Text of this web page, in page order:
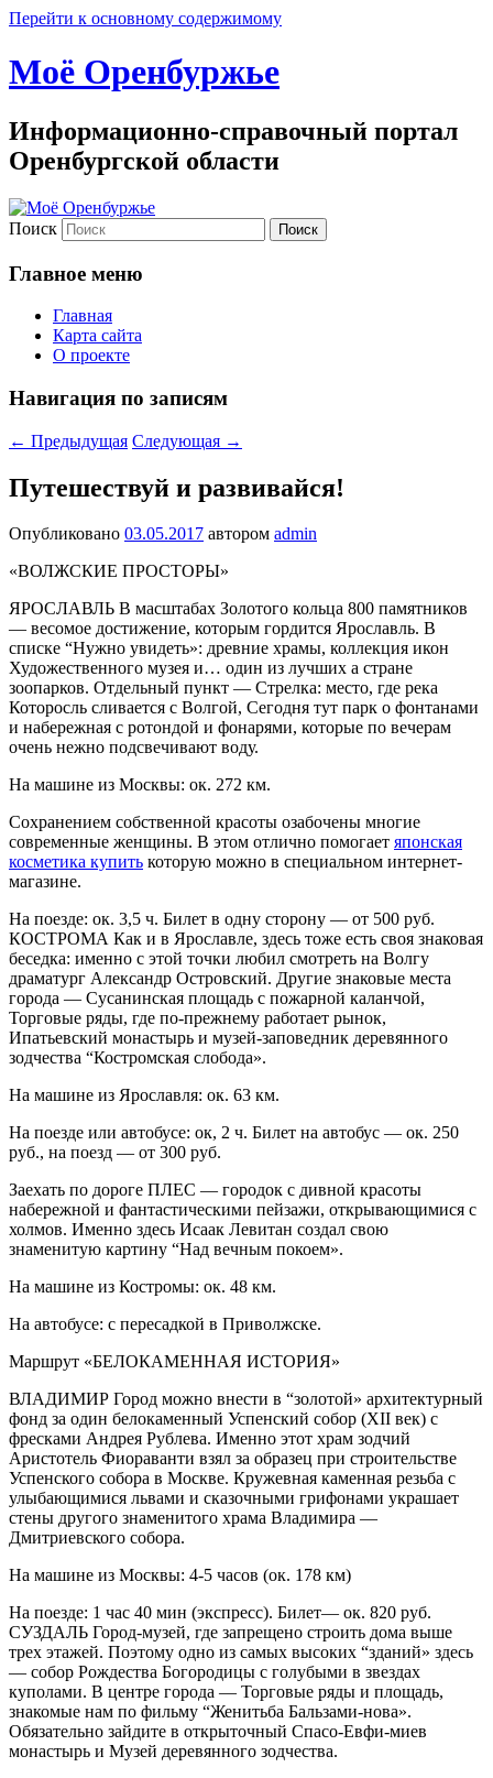
Перейти к основному содержимому
Моё Оренбуржье
Информационно-справочный портал
Оренбургской области
Поиск
Главное меню
Главная
Карта сайта
О проекте
Навигация по записям
← Предыдущая Следующая →
Путешествуй и развивайся!
Опубликовано 03.05.2017 автором admin
«ВОЛЖСКИЕ ПРОСТОРЫ»
ЯРОСЛАВЛЬ В масштабах Золотого кольца 800 памятников
— весомое достижение, которым гордится Ярославль. В
списке “Нужно увидеть»: древние храмы, коллекция икон
Художественного музея и… один из лучших а стране
зоопарков. Отдельный пункт — Стрелка: место, где река
Которосль сливается с Волгой, Сегодня тут парк о фонтанами
и набережная с ротондой и фонарями, которые по вечерам
очень нежно подсвечивают воду.
На машине из Москвы: ок. 272 км.
Сохранением собственной красоты озабочены многие
современные женщины. В этом отлично помогает японская
косметика купить которую можно в специальном интернет-
магазине.
На поезде: ок. 3,5 ч. Билет в одну сторону — от 500 руб.
КОСТРОМА Как и в Ярославле, здесь тоже есть своя знаковая
беседка: именно с этой точки любил смотреть на Волгу
драматург Александр Островский. Другие знаковые места
города — Сусанинская площадь с пожарной каланчой,
Торговые ряды, где по-прежнему работает рынок,
Ипатьевский монастырь и музей-заповедник деревянного
зодчества “Костромская слобода».
На машине из Ярославля: ок. 63 км.
На поезде или автобусе: ок, 2 ч. Билет на автобус — ок. 250
руб., на поезд — от 300 руб.
Заехать по дороге ПЛЕС — городок с дивной красоты
набережной и фантастическими пейзажи, открывающимися с
холмов. Именно здесь Исаак Левитан создал свою
знаменитую картину “Над вечным покоем».
На машине из Костромы: ок. 48 км.
На автобусе: с пересадкой в Приволжске.
Маршрут «БЕЛОКАМЕННАЯ ИСТОРИЯ»
ВЛАДИМИР Город можно внести в “золотой» архитектурный
фонд за один белокаменный Успенский собор (XII век) с
фресками Андрея Рублева. Именно этот храм зодчий
Аристотель Фиораванти взял за образец при строительстве
Успенского собора в Москве. Кружевная каменная резьба с
улыбающимися львами и сказочными грифонами украшает
стены другого знаменитого храма Владимира —
Дмитриевского собора.
На машине из Москвы: 4-5 часов (ок. 178 км)
На поезде: 1 час 40 мин (экспресс). Билет— ок. 820 руб.
СУЗДАЛЬ Город-музей, где запрещено строить дома выше
трех этажей. Поэтому одно из самых высоких “зданий» здесь
— собор Рождества Богородицы с голубыми в звездах
куполами. В центре города — Торговые ряды и площадь,
знакомые нам по фильму “Женитьба Бальзами-нова».
Обязательно зайдите в открыточный Спасо-Евфи-миев
монастырь и Музей деревянного зодчества.